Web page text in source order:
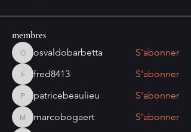
membres
osvaldobarbetta
osvaldobarbetta S'abonner
fred8413
fred8413 S'abonner
patricebeaulieu
patricebeaulieu S'abonner
marcobogaert
marcobogaert S'abonner